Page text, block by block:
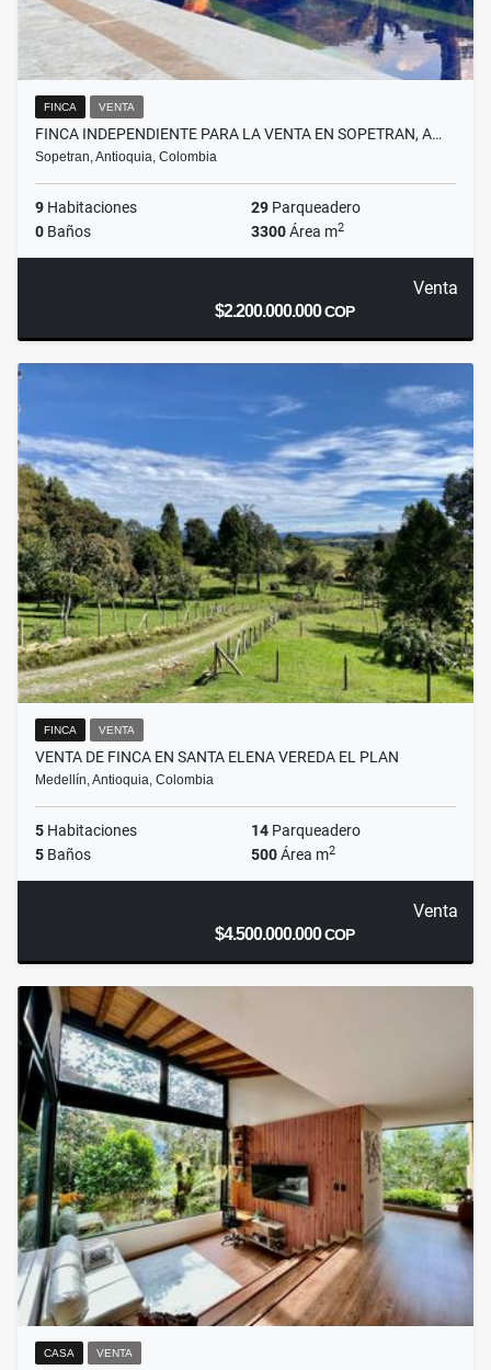
FINCA VENTA
FINCA INDEPENDIENTE PARA LA VENTA EN SOPETRAN, A…
Sopetran, Antioquia, Colombia
9 Habitaciones 29 Parqueadero
0 Baños 3300Área m2
Venta
$2.200.000.000COP
FINCA VENTA
VENTA DE FINCA EN SANTA ELENA VEREDA EL PLAN
Medellín, Antioquia, Colombia
5 Habitaciones 14 Parqueadero
5 Baños 500Área m2
Venta
$4.500.000.000COP
CASA VENTA